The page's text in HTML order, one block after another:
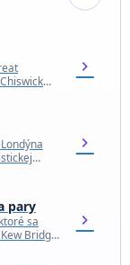
chevron_right
chevron_right
pary
sa
Bridge,
chevron_right